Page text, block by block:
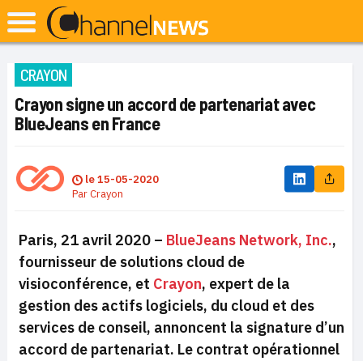
CRAYON
Crayon signe un accord de partenariat avec
BlueJeans en France
le15-05-2020
ParCrayon
Paris, 21 avril 2020 – BlueJeans Network, Inc.,
fournisseur de solutions cloud de
visioconférence, et Crayon, expert de la
gestion des actifs logiciels, du cloud et des
services de conseil, annoncent la signature d’un
accord de partenariat. Le contrat opérationnel